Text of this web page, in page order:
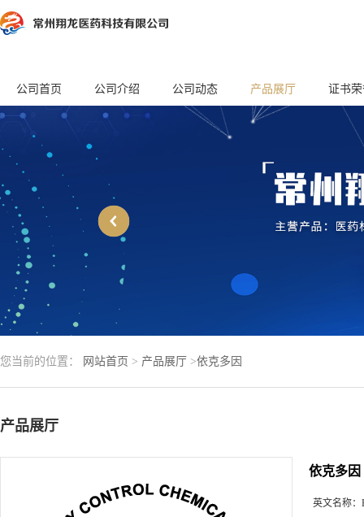
公司首页 公司介绍 公司动态 产品展厅 证书
您当前的位置： 网站首页 > 产品展厅 >依克多因
产品展厅
依克多因
英文名称：